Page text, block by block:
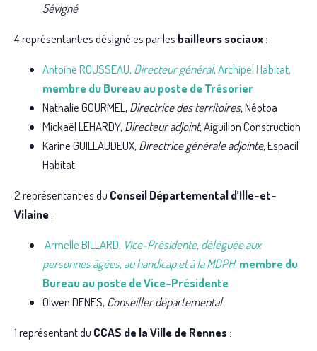
Sévigné
4 représentant·es désigné·es par les bailleurs sociaux:
Antoine ROUSSEAU, Directeur général, Archipel Habitat,
membre du Bureau au poste de Trésorier
Nathalie GOURMEL, Directrice des territoires,Néotoa
Mickaël LEHARDY, Directeur adjoint,Aiguillon Construction
Karine GUILLAUDEUX, Directrice générale adjointe,Espacil
Habitat
2 représentant·es du Conseil Départemental d’Ille-et-
Vilaine:
Armelle BILLARD, Vice-Présidente, déléguée aux
personnes âgées, au handicap et à la MDPH,membre du
Bureau au poste de Vice-Présidente
Olwen DENES, Conseiller départemental
1 représentant du CCAS de la Ville de Rennes: